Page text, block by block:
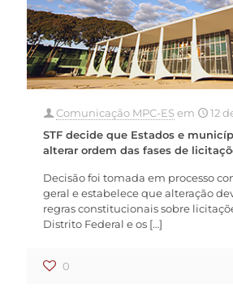
Comunicação MPC-ESem
12
STF decide que Estados e
alterar ordem das fases de
Decisão foi tomada em processo
geral e estabelece que alteração
regras constitucionais sobre
Distrito Federal e os […]
0